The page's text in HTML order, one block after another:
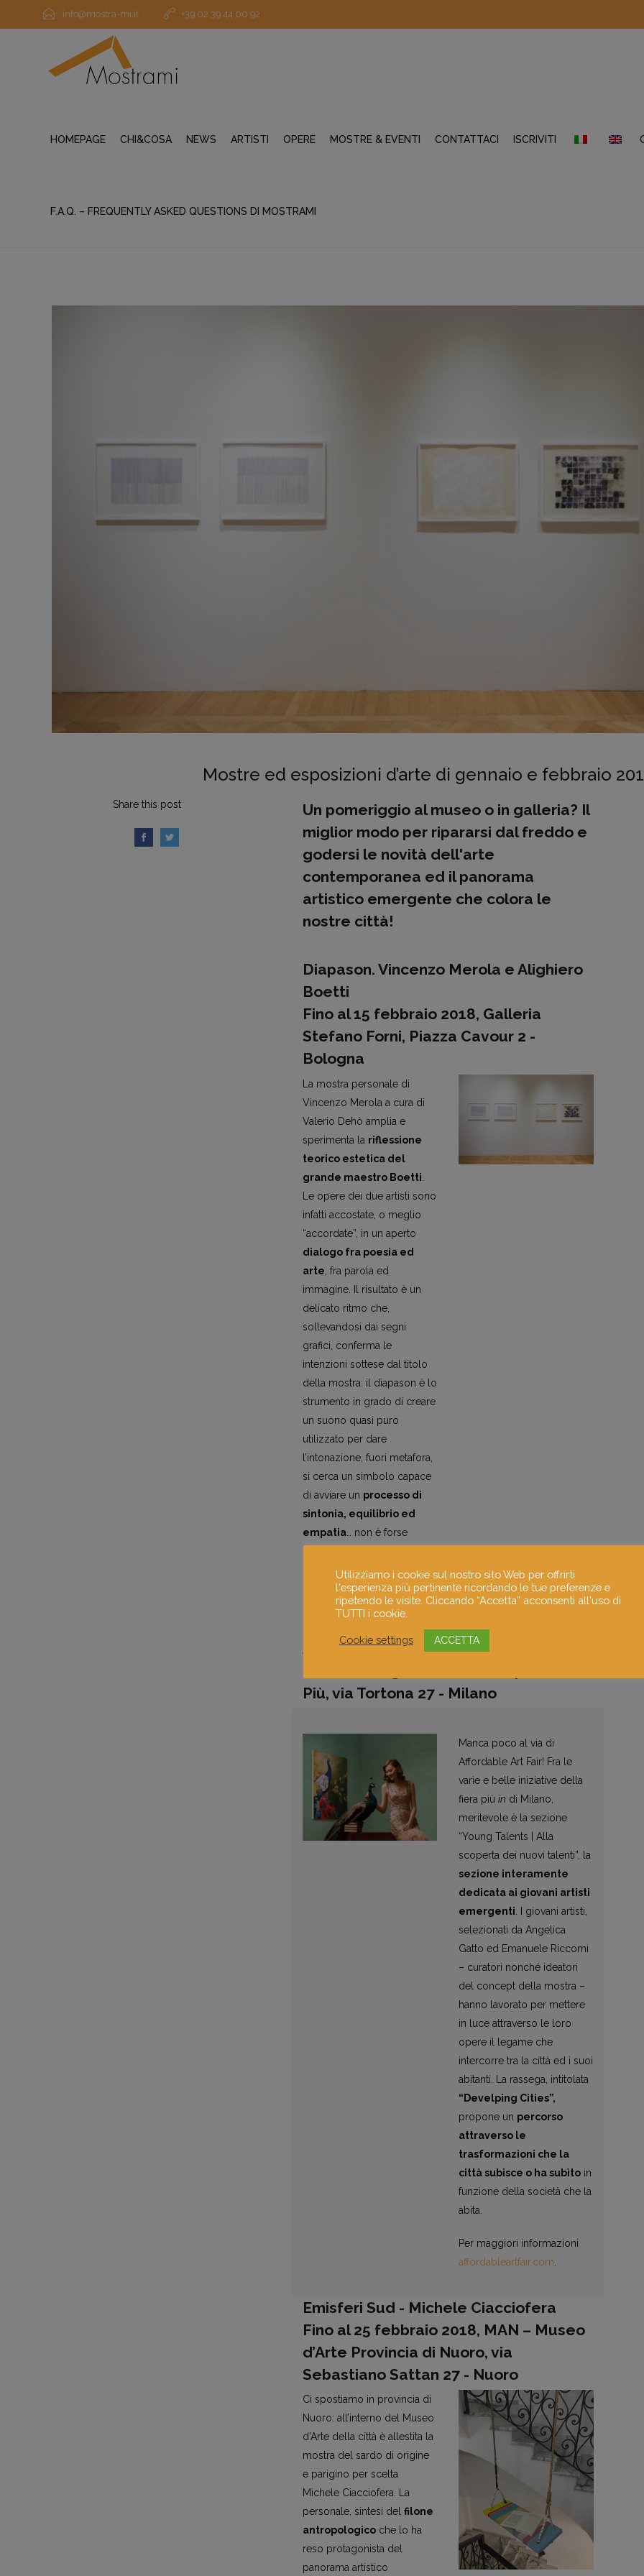
info@mostra-mi.it +39 02 39 44 00 92
HOMEPAGE CHI&COSA NEWS ARTISTI OPERE MOSTRE & EVENTI CONTATTACI ISCRIVITI
F.A.Q. – FREQUENTLY ASKED QUESTIONS DI MOSTRAMI
Mostre ed esposizioni d’arte di gennaio e febbraio
Share this post
Un pomeriggio al museo o in galleria? Il
miglior modo per ripararsi dal freddo e
godersi le novità dell'arte
contemporanea ed il panorama
artistico emergente che colora le
nostre città!
Diapason. Vincenzo Merola e Alighiero
Boetti
Fino al 15 febbraio 2018, Galleria
Stefano Forni, Piazza Cavour 2 -
Bologna
La mostra personale di
Vincenzo Merola a cura di
Valerio Dehò amplia e
sperimenta la riflessione
teorico estetica del
grande maestro Boetti
Le opere dei due artisti sono
infatti accostate, o meglio
“accordate”, in un aperto
dialogo fra poesia ed
arte , fra parola ed
immagine. Il risultato è un
delicato ritmo che,
sollevandosi dai segni
grafici, conferma le
intenzioni sottese dal titolo
della mostra: il diapason è lo
strumento in grado di creare
un suono quasi puro
utilizzato per dare
l’intonazione, fuori metafora,
si cerca un simbolo capace
di avviare un processo di
sintonia, equilibrio ed
empatia… non è forse
Per maggiori informazioni
galleriastefanoforni.com
Affordable Art Fair – Young Talents
Più, via Tortona 27 - Milano
Manca poco al via di
Affordable Art Fair! Fra le
varie e belle iniziative della
fiera piùin di Milano,
meritevole è la sezione
“Young Talents | Alla
scoperta dei nuovi talenti”, la
sezione interamente
dedicata ai giovani artisti
emergenti . I giovani artisti,
selezionati da Angelica
Gatto ed Emanuele Riccomi
– curatori nonché ideatori
del concept della mostra –
hanno lavorato per mettere
in luce attraverso le loro
opere il legame che
intercorre tra la città ed i suoi
abitanti. La rassega, intitolata
“Develping Cities”,
propone un percorso
attraverso le
trasformazioni che la
città subisce o ha subìto in
funzione della società che la
abita.
Per maggiori informazioni
affordableartfair.com
Emisferi Sud - Michele Ciacciofera
Fino al 25 febbraio 2018, MAN – Museo
d’Arte Provincia di Nuoro, via
Sebastiano Sattan 27 - Nuoro
Ci spostiamo in provincia di
Nuoro: all’interno del Museo
d’Arte della città è allestita la
mostra del sardo di origine
e parigino per scelta
Michele Ciacciofera. La
personale, sintesi del filone
antropologicoche lo ha
reso protagonista del
panorama artistico
Utilizziamo i cookie sul nostro sito Web per offrirti
l'esperienza più pertinente ricordando le tue preferenze e
ripetendo le visite. Cliccando “Accetta” acconsenti all'uso di
TUTTI i cookie.
Cookie settings ACCETTA